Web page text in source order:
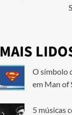
MAIS
O símbolo
em Man of
5 músicas